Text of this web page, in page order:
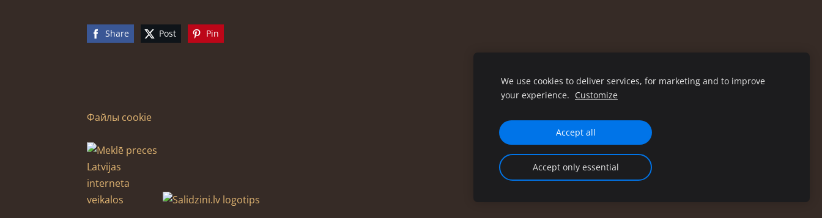
Share Post Pin
Файлы cookie
We use cookies to deliver services, for marketing and to improve
your experience. Customize
Accept all
Accept only essential